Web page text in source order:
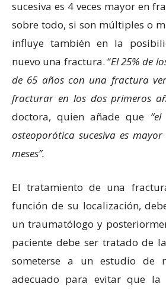
sucesiva es 4 veces mayor en
sobre todo, si son múltiples o
influye también en la
nuevo una fractura. “El 25% de
de 65 años con una fractura
fracturar en los dos primeros
doctora, quien añade que
osteoporótica sucesiva es
meses”.
El tratamiento de una
función de su localización,
un traumatólogo y
paciente debe ser tratado de
someterse a un estudio de
adecuado para evitar que la